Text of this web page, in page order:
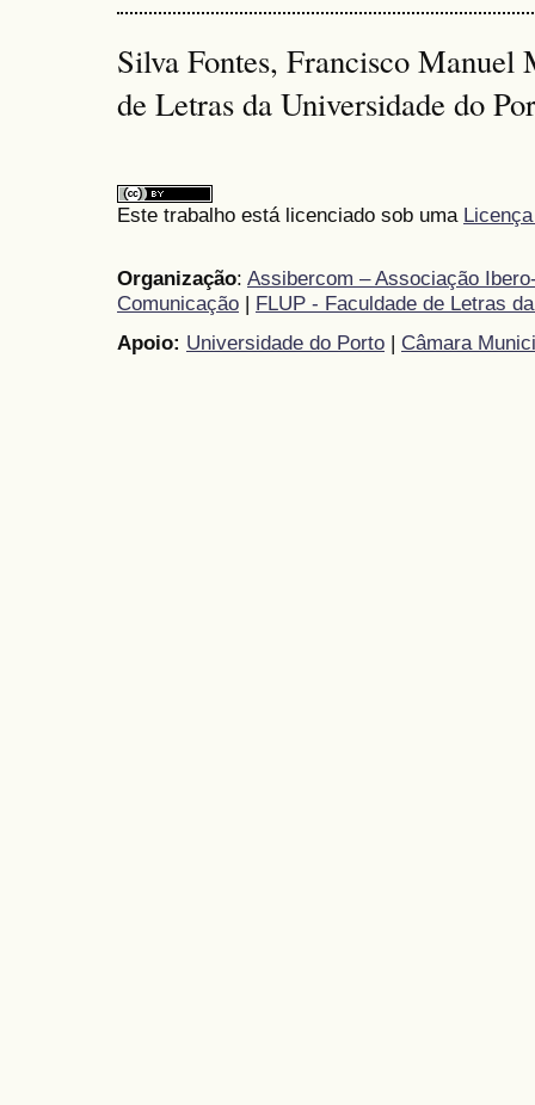
Silva Fontes, Francisco Manuel
de Letras da Universidade do
Este trabalho está licenciado sob uma
Organização: Assibercom – Associação
Comunicação | FLUP - Faculdade de Letras
Apoio: Universidade do Porto | Câmara